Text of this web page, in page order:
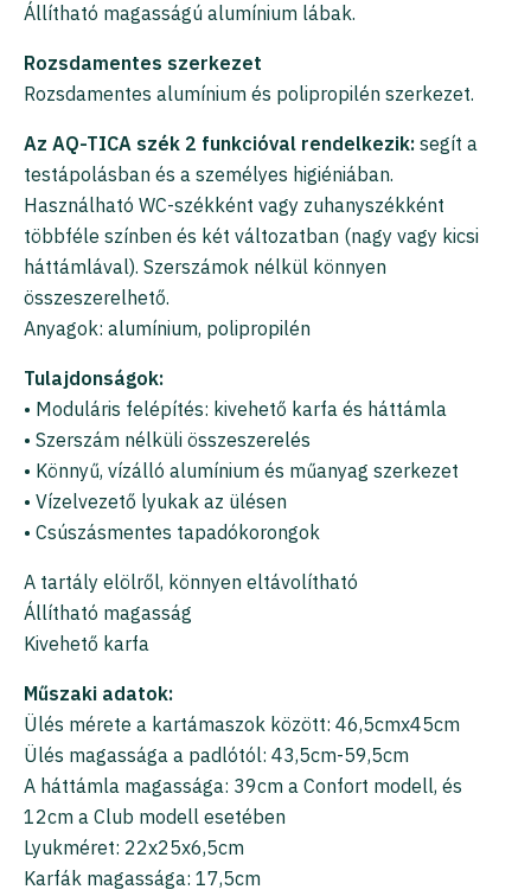
Állítható magasságú alumínium lábak.
Rozsdamentes szerkezet
Rozsdamentes alumínium és polipropilén szerkezet.
Az AQ-TICA szék 2 funkcióval rendelkezik: segít a
testápolásban és a személyes higiéniában.
Használható WC-székként vagy zuhanyszékként
többféle színben és két változatban (nagy vagy kicsi
háttámlával). Szerszámok nélkül könnyen
összeszerelhető.
Anyagok: alumínium, polipropilén
Tulajdonságok:
• Moduláris felépítés: kivehető karfa és háttámla
• Szerszám nélküli összeszerelés
• Könnyű, vízálló alumínium és műanyag szerkezet
• Vízelvezető lyukak az ülésen
• Csúszásmentes tapadókorongok
A tartály elölről, könnyen eltávolítható
Állítható magasság
Kivehető karfa
Műszaki adatok:
Ülés mérete a kartámaszok között: 46,5cmx45cm
Ülés magassága a padlótól: 43,5cm-59,5cm
A háttámla magassága: 39cm a Confort modell, és
12cm a Club modell esetében
Lyukméret: 22x25x6,5cm
Karfák magassága: 17,5cm